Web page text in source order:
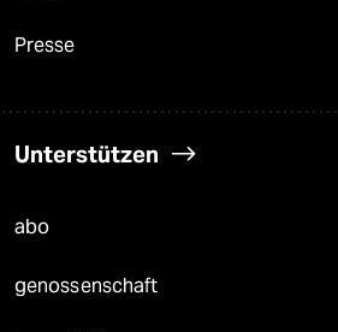
Presse
Unterstützen
abo
genossenschaft